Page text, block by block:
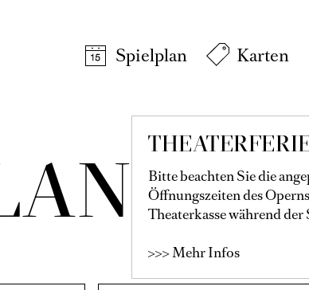
Spielplan
Karten
Bitte beachten Sie die
Öffnungszeiten des
Theaterkasse während
>>> Mehr Infos
Duisburg
Filter...
Wechselnde